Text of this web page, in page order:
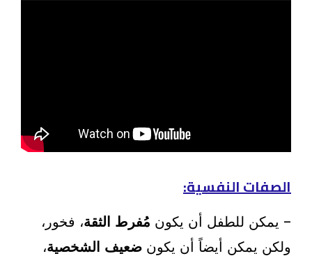
الصفات النفسية:
– يمكن للطفل أن يكون مُفرط الثقة، فخور،
ولكن يمكن أيضاً أن يكون ضعيف الشخصية،